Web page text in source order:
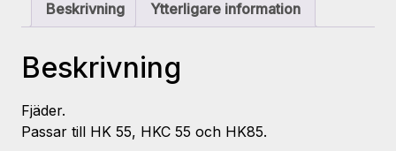
Beskrivning Ytterligare information
Beskrivning
Fjäder.
Passar till HK 55, HKC 55 och HK85.